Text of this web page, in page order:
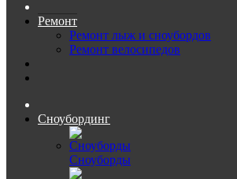
Ремонт
Ремонт лыж и сноубордов
Ремонт велосипедов
Сноубординг
Сноуборды